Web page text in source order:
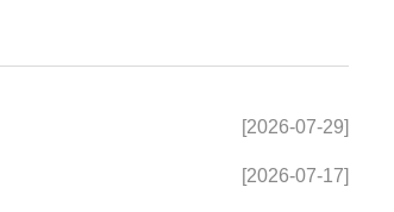
[2026-07-29]
[2026-07-17]